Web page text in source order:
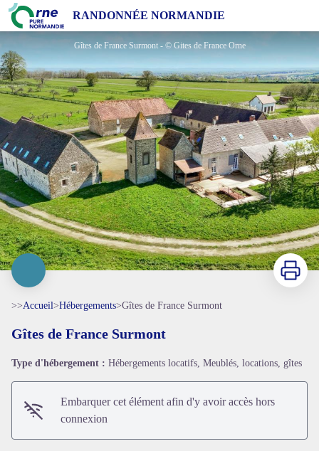
RANDONNÉE NORMANDIE
Gîtes de France Surmont
Gîtes de France Surmont - © Gites de France Orne
Voir l'image en plein écran
Imprimer
>>Accueil>Hébergements>Gîtes de France Surmont
Gîtes de France Surmont
Type d'hébergement : Hébergements locatifs, Meublés, locations, gîtes
Embarquer cet élément afin d'y avoir accès hors
connexion